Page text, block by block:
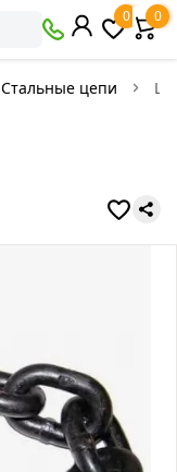
0 0
Стальные цепи